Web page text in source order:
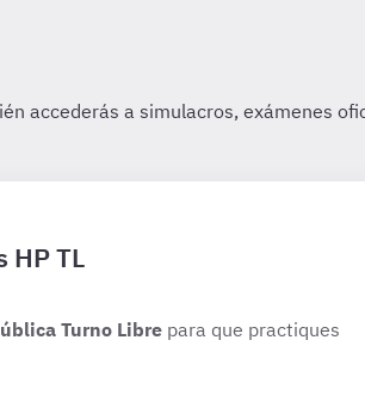
HP TL
Turno Libre para que practiques